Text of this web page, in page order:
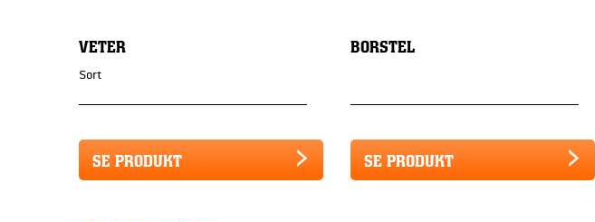
VETER
Sort
SE PRODUKT
BORSTEL
SE PRODUKT